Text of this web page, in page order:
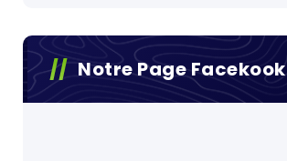
Notre Page Facekook